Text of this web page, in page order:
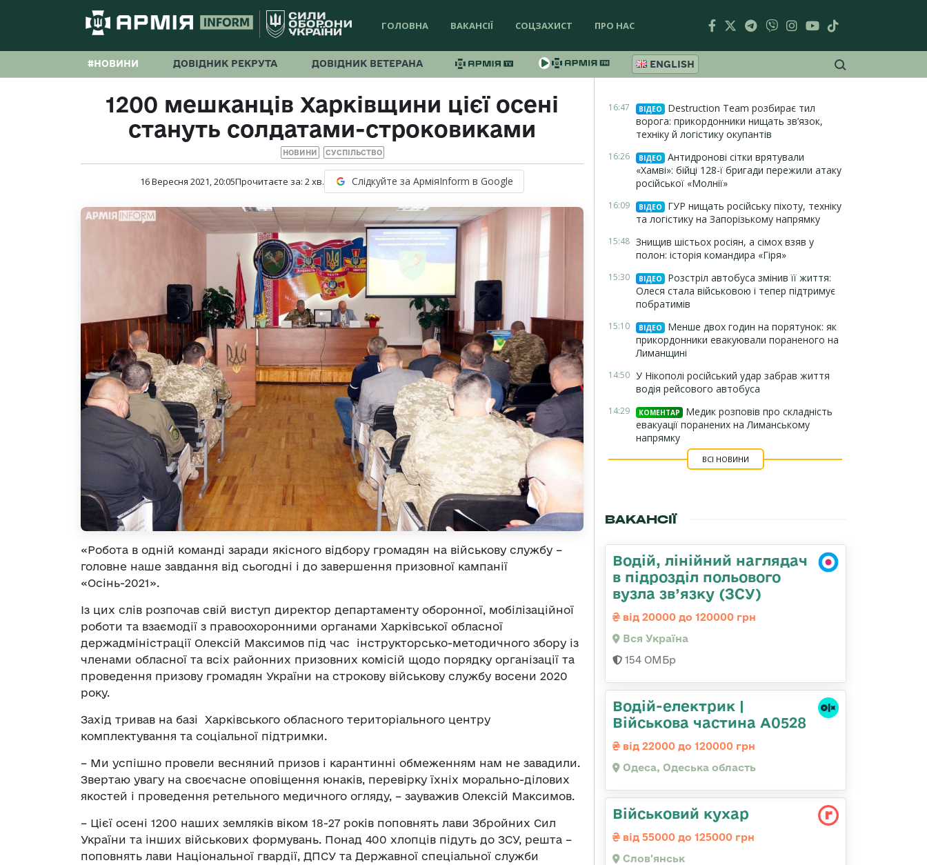
ГОЛОВНА ВАКАНСІЇ СОЦЗАХИСТ ПРО НАС
#НОВИНИ ДОВІДНИК РЕКРУТА ДОВІДНИК ВЕТЕРАНА ENGLISH
1200 мешканців Харківщини цієї осені
стануть солдатами-строковиками
НОВИНИ СУСПІЛЬСТВО
16 Вересня 2021, 20:05Прочитаєте за: 2хв. Слідкуйте за АрміяInform в Google
«Робота в одній команді заради якісного відбору громадян на військову службу –
головне наше завдання від сьогодні і до завершення призовної кампанії
«Осінь-2021».
Із цих слів розпочав свій виступ директор департаменту оборонної, мобілізаційної
роботи та взаємодії з правоохоронними органами Харківської обласної
держадміністрації Олексій Максимов під час iнстpукторсько-методичного збору із
членами обласної та всіх районних призовних комісій щодо порядку організації та
проведення призову громадян України на строкову військову службу восени 2020
року.
Захід тривав на базі Харківського обласного територіального центру
комплектування та соціальної підтримки.
– Ми успішно провели весняний призов і карантинні обмеженням нам не завадили.
Звертаю увагу на своєчасне оповіщення юнаків, перевірку їхніх морально-ділових
якостей і проведення ретельного медичного огляду, – зауважив Олексій Максимов.
– Цієї осені 1200 наших земляків віком 18-27 років поповнять лави Збройних Сил
України та інших військових формувань. Понад 400 хлопців підуть до ЗСУ, решта –
поповнять лави Національної гвардії, ДПСУ та Державної спеціальної служби
16:47 ВІДЕО
Destruction Team розбирає тил
ворога: прикордонники нищать зв’язок,
техніку й логістику окупантів
16:26 ВІДЕО
Антидронові сітки врятували
«Хамві»: бійці 128-ї бригади пережили атаку
російської «Молнії»
16:09 ВІДЕО
ГУР нищать російську піхоту, техніку
та логістику на Запорізькому напрямку
15:48 Знищив шістьох росіян, а сімох взяв у
полон: історія командира «Гіря»
15:30 ВІДЕО
Розстріл автобуса змінив її життя:
Олеся стала військовою і тепер підтримує
побратимів
15:10 ВІДЕО
Менше двох годин на порятунок: як
прикордонники евакуювали пораненого на
Лиманщині
14:50 У Нікополі російський удар забрав життя
водія рейсового автобуса
14:29 КОМЕНТАР
Медик розповів про складність
евакуації поранених на Лиманському
напрямку
ВСІ НОВИНИ
ВАКАНСІЇ
Водій, лінійний наглядач
в підрозділ польового
вузла зв’язку (ЗСУ)
від 20000 до 120000 грн
Вся Україна
154 ОМБр
Водій-електрик |
Військова частина А0528
від 22000 до 120000 грн
Одеса, Одеська область
Військовий кухар
від 55000 до 125000 грн
Слов'янськ